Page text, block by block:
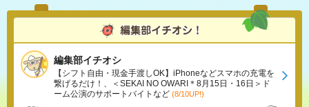
編集部イチオシ
【シフト自由・現金手渡しOK】iPhoneなどスマホの充電を
繋げるだけ！、＜SEKAI NO OWARI＊8月15日・16日＞ド
ーム公演のサポートバイトなど (8/10UP!)